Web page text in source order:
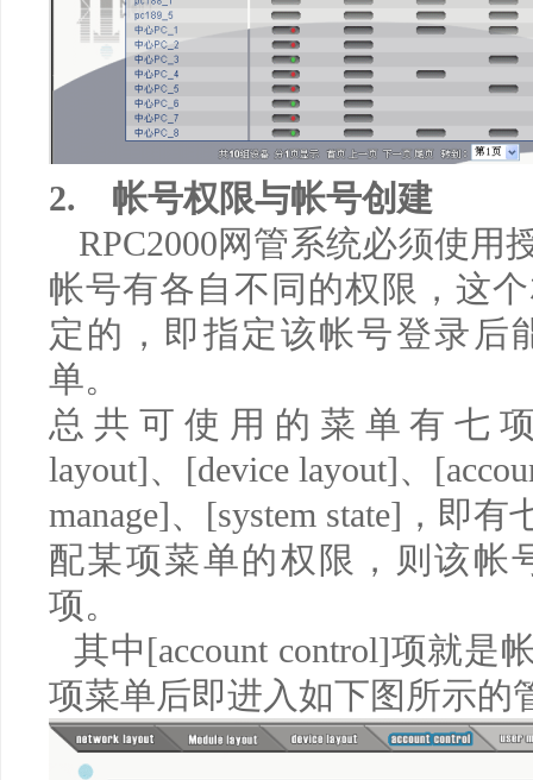
2. 帐号权限与帐号创建
RPC2000网管系统必须使用
帐号有各自不同的权限，这
定的，即指定该帐号登录后
单。
总共可使用的菜单有七
layout]、 [device layout]、
manage]、 [system state] ，即有
配某项菜单的权限，则该帐
项。
其中[account control]项就是
项菜单后即进入如下图所示的